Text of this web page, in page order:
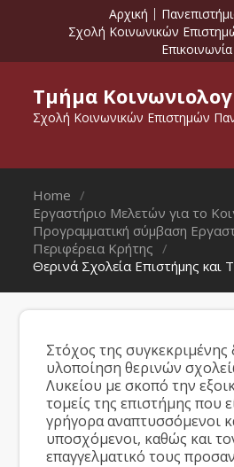
Αρχική
Σχολή Κοινωνικών
Επικοινωνία
Τμήμα
Σχολή Κοινωνικών Επιστημών
Home
Εργαστήριο Μελετών για το
Προγραμματική σύμβαση
Περιφέρεια Κρήτης
Θερινά Σχολεία Επιστήμης και
Στόχος της συγκεκριμένης
υλοποίηση θερινών
Λυκείου με σκοπό την
τομείς της επιστήμης που
γρήγορα αναπτυσσόμενοι
υποσχόμενοι, καθώς και
επαγγελματικό τους